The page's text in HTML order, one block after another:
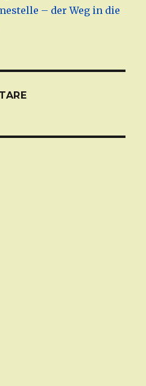
– der Weg in die